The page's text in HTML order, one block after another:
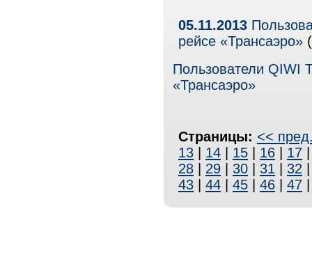
05.11.2013
рейсе «Трансаэро»
Пользователи QIWI
«Трансаэро»
Страницы: <<
13
14 15 16 17
28
29 30 31 32
43
44 45 46 47